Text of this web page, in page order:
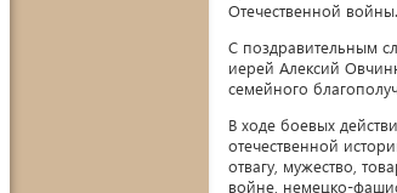
Отечественной войны.
С поздравительным
иерей Алексий
семейного
В ходе боевых
отечественной
отвагу, мужество,
войне, немецко-